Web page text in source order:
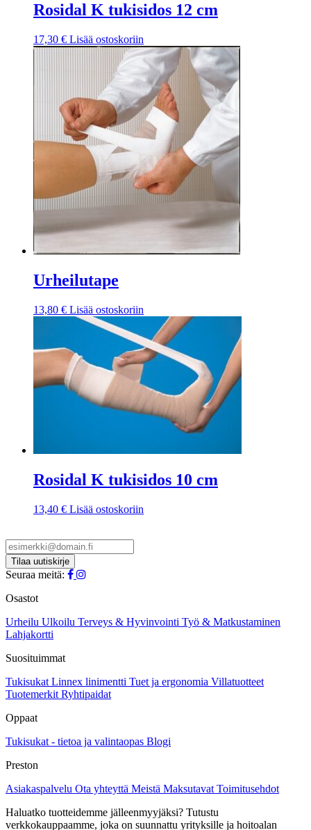
Rosidal K tukisidos 12 cm
17,30 € Lisää ostoskoriin
Urheilutape
13,80 € Lisää ostoskoriin
Rosidal K tukisidos 10 cm
13,40 € Lisää ostoskoriin
Seuraa meitä:
Osastot
Urheilu Ulkoilu Terveys & Hyvinvointi Työ & Matkustaminen
Lahjakortti
Suosituimmat
Tukisukat Linnex linimentti Tuet ja ergonomia Villatuotteet
Tuotemerkit Ryhtipaidat
Oppaat
Tukisukat - tietoa ja valintaopas Blogi
Preston
Asiakaspalvelu Ota yhteyttä Meistä Maksutavat Toimitusehdot
Haluatko tuotteidemme jälleenmyyjäksi? Tutustu
verkkokauppaamme, joka on suunnattu yrityksille ja hoitoalan